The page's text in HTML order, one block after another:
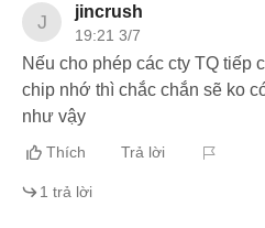
J jincrush
19:21 3/7
Nếu cho phép các cty TQ tiếp
chip nhớ thì chắc chắn sẽ ko
như vậy
Thích Trả lời
1 trả lời